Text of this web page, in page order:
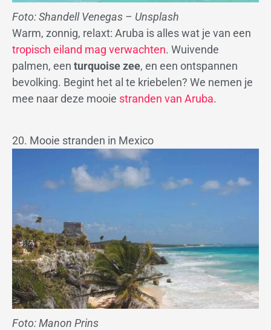
Foto: Shandell Venegas – Unsplash
Warm, zonnig, relaxt: Aruba is alles wat je van een
tropisch eiland mag verwachten. Wuivende
palmen, een turquoise zee, en een ontspannen
bevolking. Begint het al te kriebelen? We nemen je
mee naar deze mooie stranden van Aruba.
20. Mooie stranden in Mexico
Foto: Manon Prins